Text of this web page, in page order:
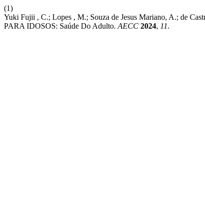
(1)
Yuki Fujii , C.; Lopes , M.; Souza de Jesus Mariano, A.; de
PARA IDOSOS: Saúde Do Adulto. AECC 2024, 11.